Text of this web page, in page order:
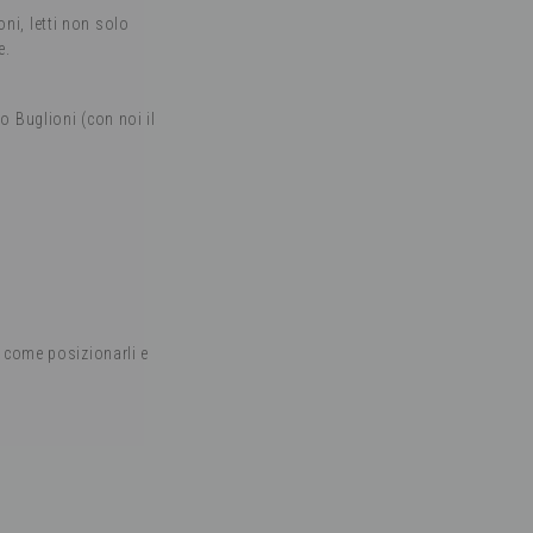
letti non solo
Buglioni (con noi il
posizionarli e